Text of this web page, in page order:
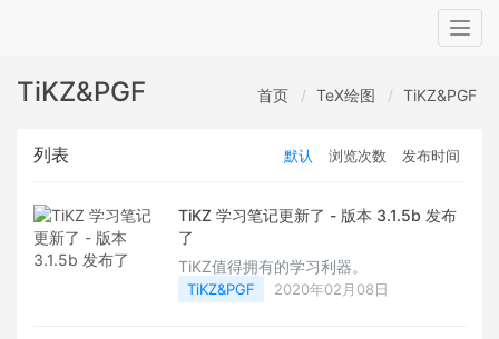
TiKZ&PGF 首页 TeX绘图 TiKZ&PGF
列表 默认 浏览次数 发布时间
TiKZ 学习笔记更新了 - 版本 3.1.5b 发布
了
TiKZ值得拥有的学习利器。
TiKZ&PGF 2020年02月08日